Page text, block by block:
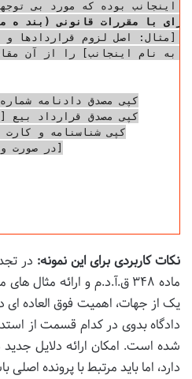
نکات کاربردی برای این نمونه: در
ماده ۳۴۸ ق.آ.د.م و ارائه
یک از جهات، اهمیت فوق العاده ای
دادگاه بدوی در کدام قسمت از
شده است. امکان ارائه دلایل
دارد، اما باید مرتبط با پرونده اصلی